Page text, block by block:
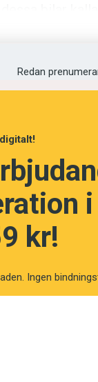
Redan
kr!
Ingen